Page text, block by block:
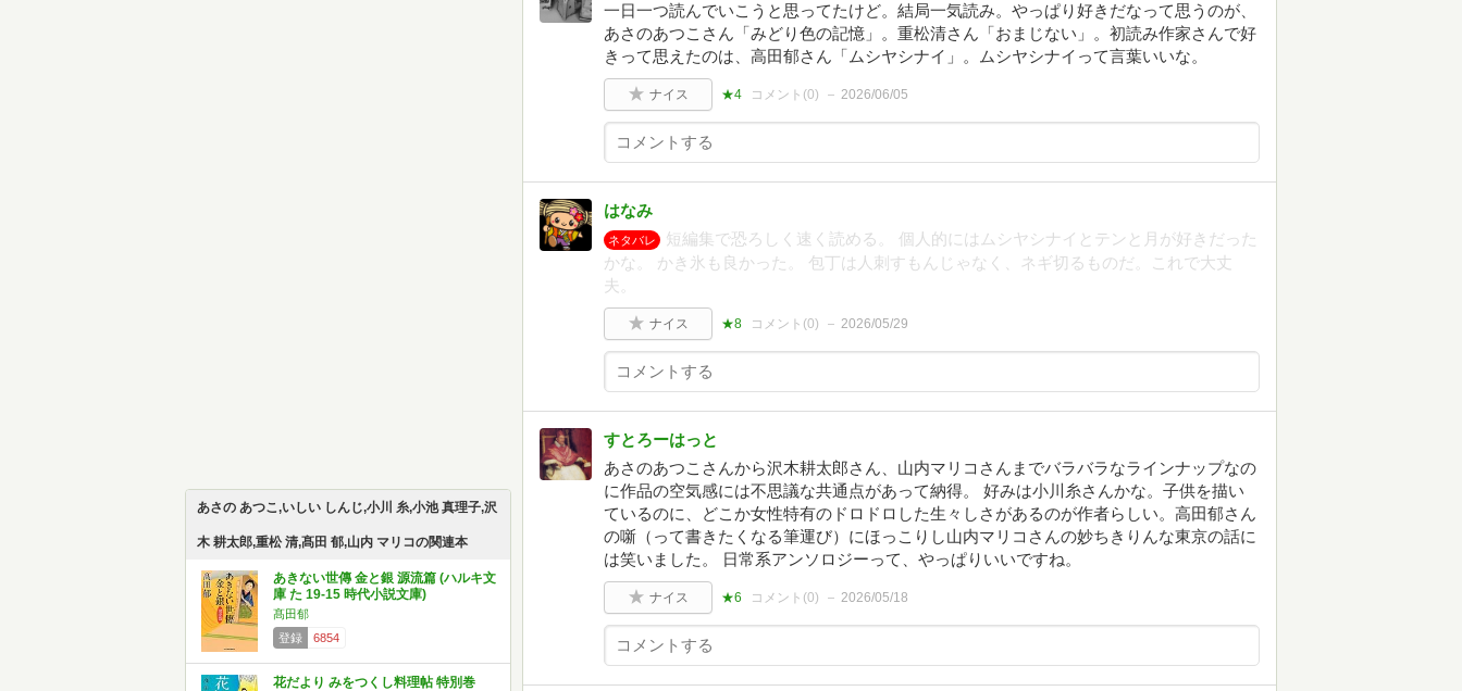
あさの あつこ,いしい しんじ,小川 糸,小池 真理子,沢
木 耕太郎,重松 清,髙田 郁,山内 マリコの関連本
あきない世傳 金と銀 源流篇 (ハルキ文
庫 た 19-15 時代小説文庫)
髙田郁
登録
6854
花だより みをつくし料理帖 特別巻
一日一つ読んでいこうと思ってたけど。結局一気読み。やっぱり好きだなって思うのが、
あさのあつこさん「みどり色の記憶」。重松清さん「おまじない」。初読み作家さんで好
きって思えたのは、高田郁さん「ムシヤシナイ」。ムシヤシナイって言葉いいな。
ナイス ★4 コメント(0) 2026/06/05
はなみ
ネタバレ
短編集で恐ろしく速く読める。 個人的にはムシヤシナイとテンと月が好きだった
かな。 かき氷も良かった。 包丁は人刺すもんじゃなく、ネギ切るものだ。これで大丈
夫。
ナイス ★8 コメント(0) 2026/05/29
すとろーはっと
あさのあつこさんから沢木耕太郎さん、山内マリコさんまでバラバラなラインナップなの
に作品の空気感には不思議な共通点があって納得。 好みは小川糸さんかな。子供を描い
ているのに、どこか女性特有のドロドロした生々しさがあるのが作者らしい。高田郁さん
の噺（って書きたくなる筆運び）にほっこりし山内マリコさんの妙ちきりんな東京の話に
は笑いました。 日常系アンソロジーって、やっぱりいいですね。
ナイス ★6 コメント(0) 2026/05/18